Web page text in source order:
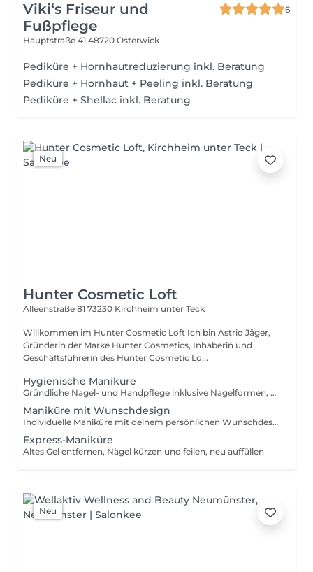
Viki‘s Friseur und
Fußpflege
6
Hauptstraße 41 48720 Osterwick
Pediküre + Hornhautreduzierung inkl. Beratung
Pediküre + Hornhaut + Peeling inkl. Beratung
Pediküre + Shellac inkl. Beratung
Neu
Hunter Cosmetic Loft
Alleenstraße 81 73230 Kirchheim unter Teck
Willkommen im Hunter Cosmetic Loft Ich bin Astrid Jäger,
Gründerin der Marke Hunter Cosmetics, Inhaberin und
Geschäftsführerin des Hunter Cosmetic Lo...
Hygienische Maniküre
Gründliche Nagel- und Handpflege inklusive Nagelformen, Nagelhautpflege und Peeling ganz ohne Lack, für gepflegte Hände.
Maniküre mit Wunschdesign
Individuelle Maniküre mit deinem persönlichen Wunschdesign kreativ und liebevoll nach deinen Vorstellungen umgesetzt.
Express-Maniküre
Altes Gel entfernen, Nägel kürzen und feilen, neu auffüllen
Neu